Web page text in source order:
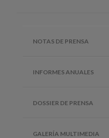
NOTAS DE PRENSA
INFORMES ANUALES
DOSSIER DE PRENSA
GALERÍA MULTIMEDIA